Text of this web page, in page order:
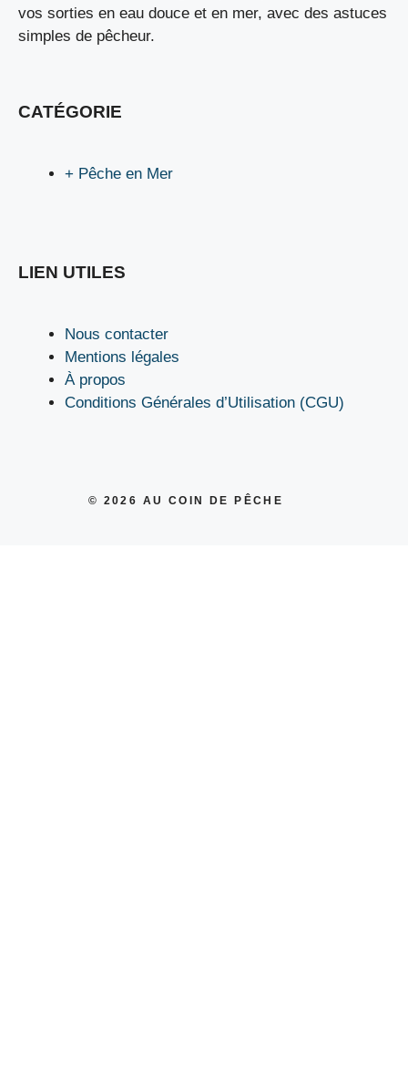
vos sorties en eau douce et en mer, avec des astuces
simples de pêcheur.
CATÉGORIE
+ Pêche en Mer
LIEN UTILES
Nous contacter
Mentions légales
À propos
Conditions Générales d’Utilisation (CGU)
© 2026 AU COIN DE PÊCHE